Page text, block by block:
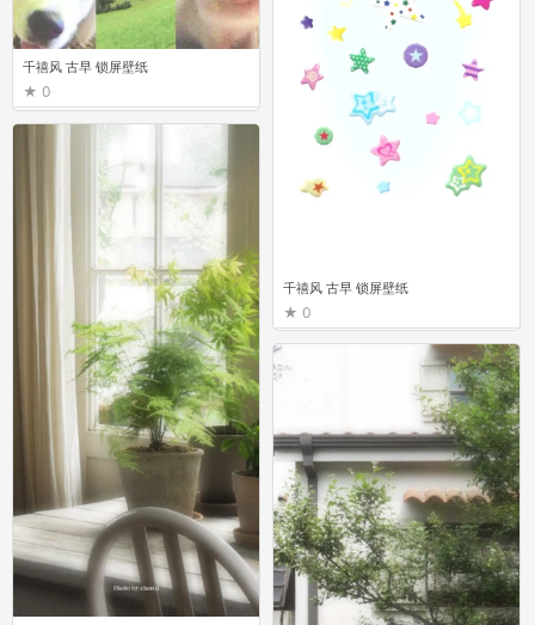
千禧风 古早 锁屏壁纸
0
千禧风 古早 锁屏壁纸
0